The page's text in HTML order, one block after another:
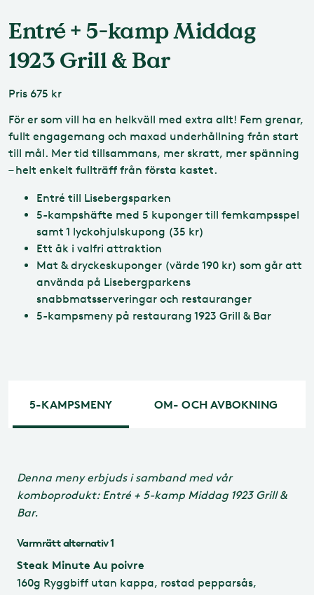
Entré + 5-kamp Middag
1923 Grill & Bar
Pris 675 kr
För er som vill ha en helkväll med extra allt! Fem grenar,
fullt engagemang och maxad underhållning från start
till mål. Mer tid tillsammans, mer skratt, mer spänning
– helt enkelt fullträff från första kastet.
Entré till Lisebergsparken
5-kampshäfte med 5 kuponger till femkampsspel
samt 1 lyckohjulskupong (35 kr)
Ett åk i valfri attraktion
Mat & dryckeskuponger (värde 190 kr) som går att
använda på Lisebergparkens
snabbmatsserveringar och restauranger
5-kampsmeny på restaurang 1923 Grill & Bar
5-KAMPSMENY OM- OCH AVBOKNING
Denna meny erbjuds i samband med vår
komboprodukt: Entré + 5-kamp Middag 1923 Grill &
Bar.
Varmrätt alternativ 1
Steak Minute Au poivre
160g Ryggbiff utan kappa, rostad pepparsås,
Ombokning
Går det att omboka sitt
Fram till parköppning på din besöksdag
Avbokning